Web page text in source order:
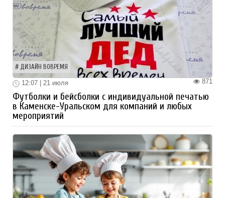
ДИЗАЙН ВОВРЕМЯ
871
12:07 | 21 июля
Футболки и бейсболки с индивидуальной печатью
в Каменске-Уральском для компаний и любых
мероприятий